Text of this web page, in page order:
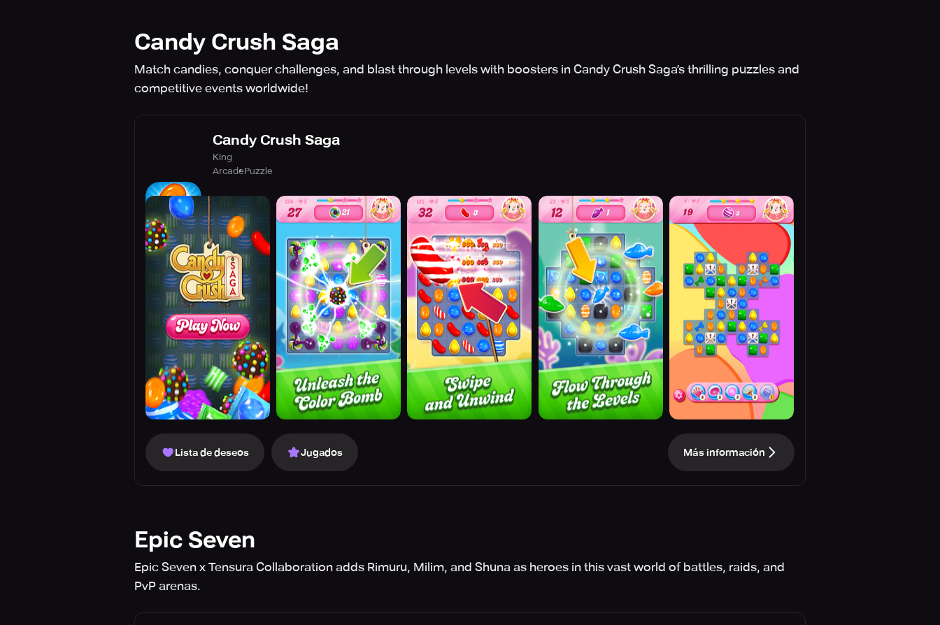
Candy Crush Saga
Match candies, conquer challenges, and blast through levels with boosters in Candy Crush Saga’s thrilling puzzles and
competitive events worldwide!
Candy Crush Saga
King
ArcadePuzzle
Lista de deseos Jugados Más información
Epic Seven
Epic Seven x Tensura Collaboration adds Rimuru, Milim, and Shuna as heroes in this vast world of battles, raids, and
PvP arenas.